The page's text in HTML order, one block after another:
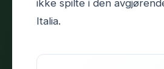
ikke spilte i den
Italia.